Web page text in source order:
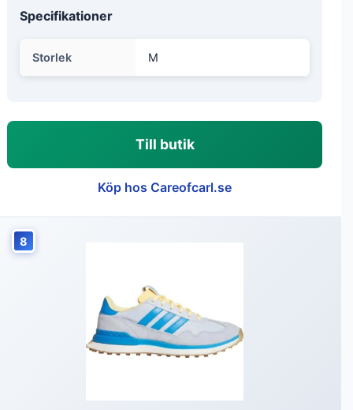
Specifikationer
Storlek M
Till butik
Köp hos Careofcarl.se
8